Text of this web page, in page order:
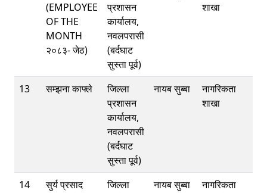
(EMPLOYEE
OF THE
MONTH
२०८३- जेठ)
प्रशासन
कार्यालय,
नवलपरासी
(बर्दघाट
सुस्ता पूर्व)
शाखा
13 सम्झना काफ्ले
जिल्ला
प्रशासन
कार्यालय,
नवलपरासी
(बर्दघाट
सुस्ता पूर्व)
नायब सुब्बा
नागरिकता
शाखा
14
सुर्य प्रसाद
जिल्ला
नायब सुब्बा
नागरिकता